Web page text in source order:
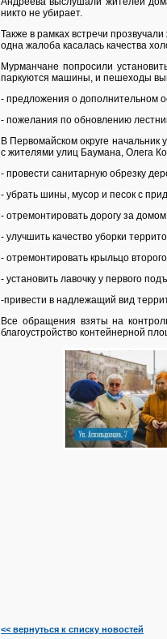
никто не убирает.
Также в рамках встречи
одна жалоба касалась качества
Мурманчане попросили
паркуются машины, и пешеходы
- предложения о дополнительном
- пожелания по обновлению
В Первомайском округе
с жителями улиц Баумана, Олега
- провести санитарную обрезку
- убрать шины, мусор и песок с
- отремонтировать дорогу за
- улучшить качество уборки
- отремонтировать крыльцо
- установить лавочку у первого
-привести в надлежащий вид
Все обращения взяты на
благоустройство контейнерной
<< вернуться к списку новостей